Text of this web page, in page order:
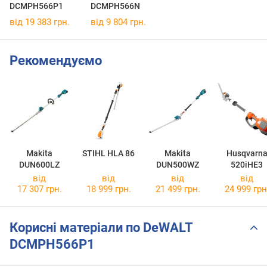
DCMPH566P1
DCMPH566N
від 19 383 грн. від 9 804 грн.
Рекомендуємо
Makita
DUN600LZ
STIHL HLA 86
Makita
DUN500WZ
Husqvarna
520iHE3
від
17 307 грн.
від
18 999 грн.
від
21 499 грн.
від
24 999
Корисні матеріали по DeWALT
DCMPH566P1